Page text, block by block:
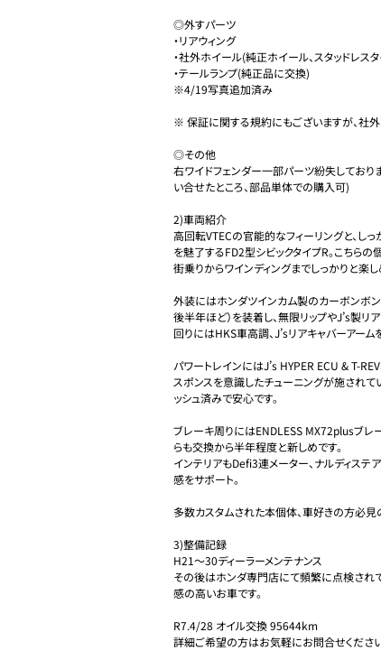
◎外すパーツ
・リアウィング
・社外ホイール(純正ホイール、スタッドレス
・テールランプ(純正品に交換)
※4/19写真追加済み
※ 保証に関する規約にもございますが、社
◎その他
右ワイドフェンダー一部パーツ紛失しており
い合せたところ、部品単体での購入可)
2)車両紹介
高回転VTECの官能的なフィーリングと、し
を魅了するFD2型シビックタイプR。こちら
街乗りからワインディングまでしっかりと楽
外装にはホンダツインカム製のカーボンボン
後半年ほど）を装着し、無限リップやJ’s製リ
回りにはHKS車高調、J’sリアキャバーアー
パワートレインにはJ’s HYPER ECU & T-
スポンスを意識したチューニングが施されて
ッシュ済みで安心です。
ブレーキ周りにはENDLESS MX72plusブレ
らも交換から半年程度と新しめです。
インテリアもDefi3連メーター、ナルディステ
感をサポート。
多数カスタムされた本個体、車好きの方必見
3)整備記録
H21〜30ディーラーメンテナンス
その後はホンダ専門店にて頻繁に点検され
感の高いお車です。
R7.4/28 オイル交換 95644km
詳細ご希望の方はお気軽にお問合せください